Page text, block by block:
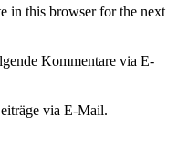
in this browser for the next
Kommentare via E-
via E-Mail.